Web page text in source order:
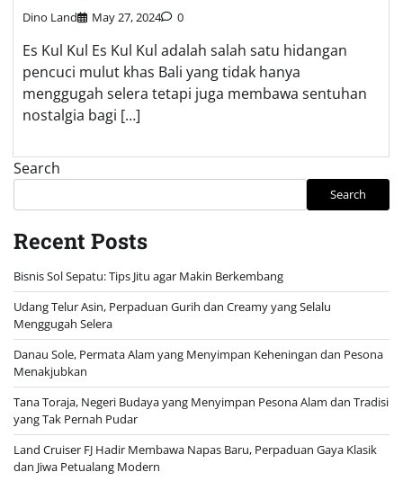
Dino Land May 27, 2024 0
Es Kul Kul Es Kul Kul adalah salah satu hidangan
pencuci mulut khas Bali yang tidak hanya
menggugah selera tetapi juga membawa sentuhan
nostalgia bagi […]
Search
Search
Recent Posts
Bisnis Sol Sepatu: Tips Jitu agar Makin Berkembang
Udang Telur Asin, Perpaduan Gurih dan Creamy yang Selalu
Menggugah Selera
Danau Sole, Permata Alam yang Menyimpan Keheningan dan Pesona
Menakjubkan
Tana Toraja, Negeri Budaya yang Menyimpan Pesona Alam dan Tradisi
yang Tak Pernah Pudar
Land Cruiser FJ Hadir Membawa Napas Baru, Perpaduan Gaya Klasik
dan Jiwa Petualang Modern